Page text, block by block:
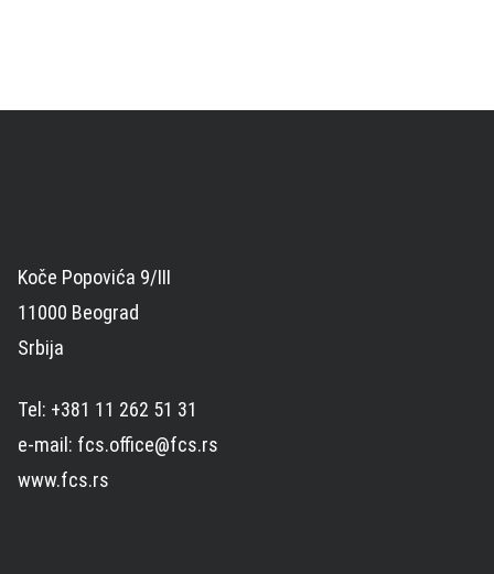
Koče Popovića 9/III
11000 Beograd
Srbija
Tel: +381 11 262 51 31
e-mail: fcs.office@fcs.rs
www.fcs.rs